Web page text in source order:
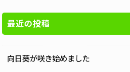
最近の投稿
向日葵が咲き始めました